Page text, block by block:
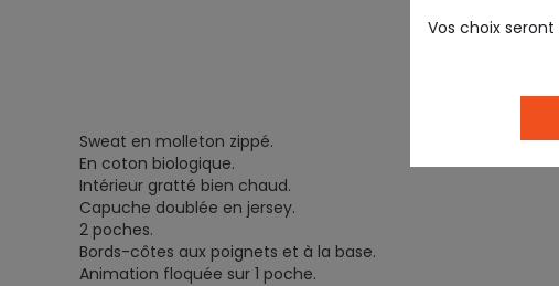
Sweat en molleton zippé.
En coton biologique.
Intérieur gratté bien chaud.
Capuche doublée en jersey.
2 poches.
Bords-côtes aux poignets et à la base.
Animation floquée sur 1 poche.
Vos choix seront